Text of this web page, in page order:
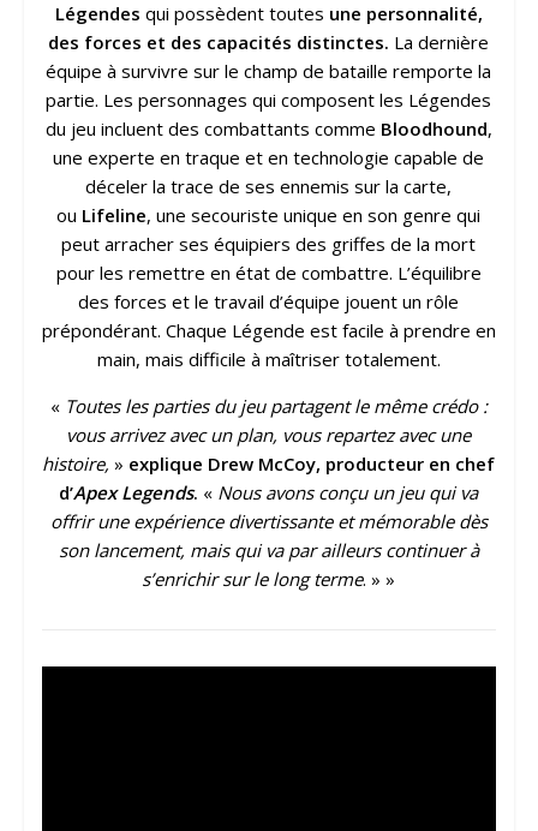
Légendes qui possèdent toutes une personnalité,
des forces et des capacités distinctes. La dernière
équipe à survivre sur le champ de bataille remporte la
partie. Les personnages qui composent les Légendes
du jeu incluent des combattants comme Bloodhound,
une experte en traque et en technologie capable de
déceler la trace de ses ennemis sur la carte,
ou Lifeline, une secouriste unique en son genre qui
peut arracher ses équipiers des griffes de la mort
pour les remettre en état de combattre. L’équilibre
des forces et le travail d’équipe jouent un rôle
prépondérant. Chaque Légende est facile à prendre en
main, mais difficile à maîtriser totalement.
« Toutes les parties du jeu partagent le même crédo :
vous arrivez avec un plan, vous repartez avec une
histoire, » explique Drew McCoy, producteur en chef
d’Apex Legends. « Nous avons conçu un jeu qui va
offrir une expérience divertissante et mémorable dès
son lancement, mais qui va par ailleurs continuer à
s’enrichir sur le long terme. » »